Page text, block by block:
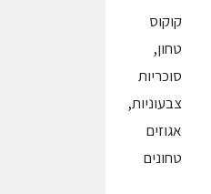
קוקוס
טחון,
סוכריות
צבעוניות,
אגוזים
טחונים